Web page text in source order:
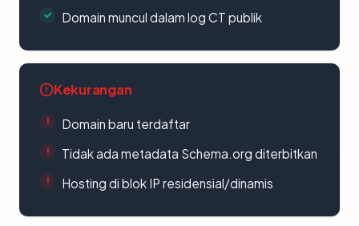
Domain muncul dalam log CT publik
Kekurangan
Domain baru terdaftar
Tidak ada metadata Schema.org diterbitkan
Hosting di blok IP residensial/dinamis